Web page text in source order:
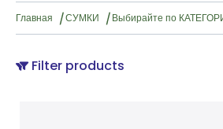
Главная СУМКИ Выбирайте по
Filter products